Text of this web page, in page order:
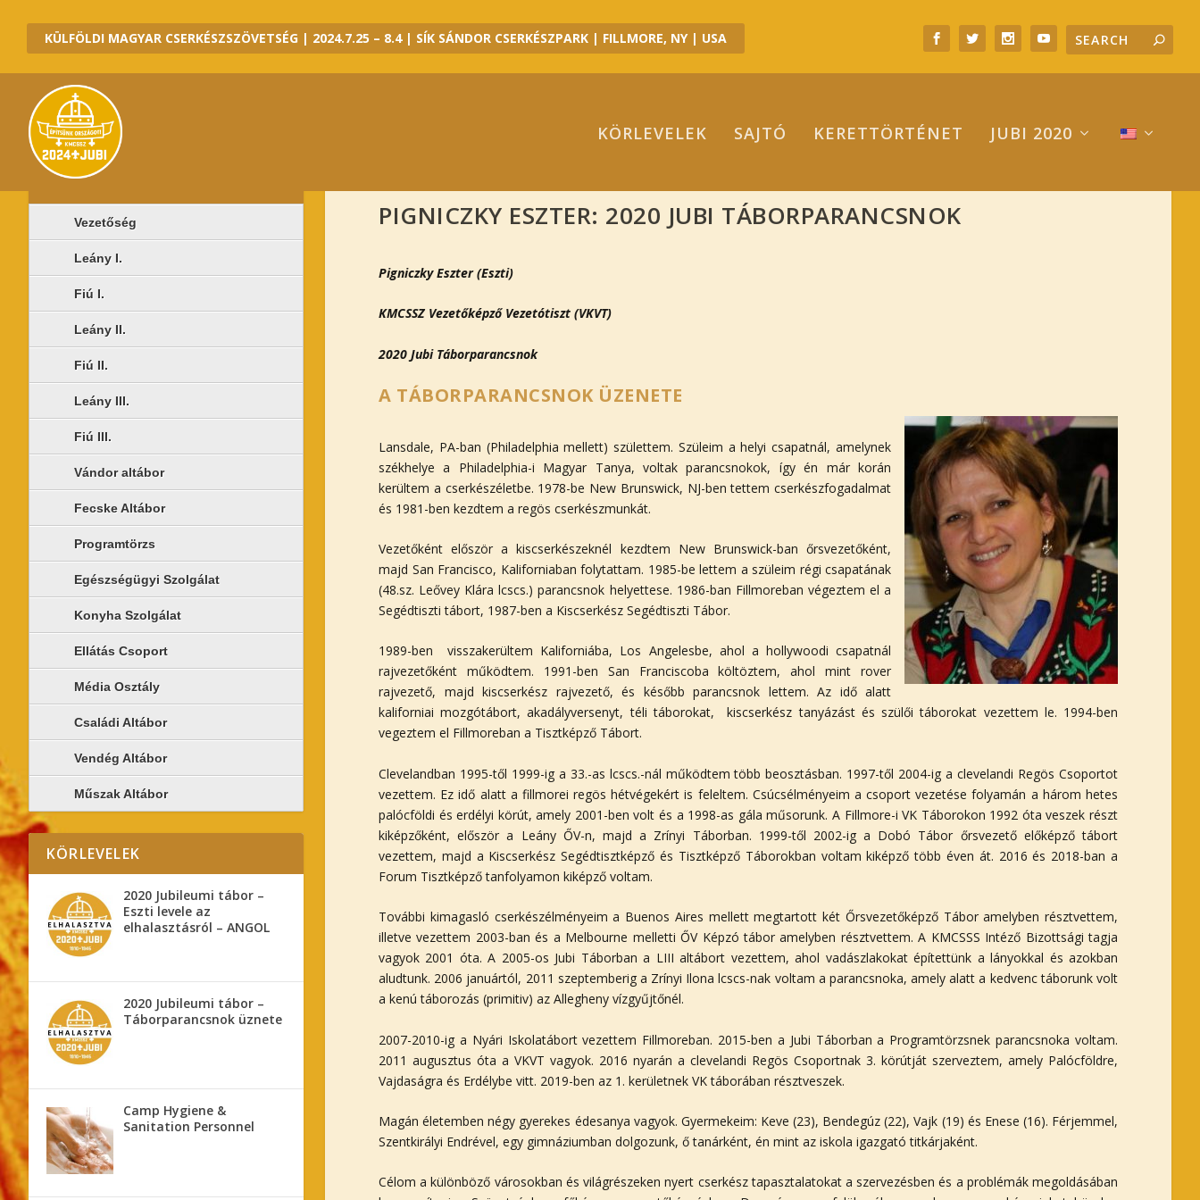
KÜLFÖLDI MAGYAR CSERKÉSZSZÖVETSÉG | 2024.7.25 – 8.4 | SÍK SÁNDOR CSERKÉSZPARK | FILLMORE, NY | USA
KÖRLEVELEK SAJTÓ KERETTÖRTÉNET JUBI 2020
PIGNICZKY ESZTER: 2020 JUBI TÁBORPARANCSNOK
Pigniczky Eszter (Eszti)
KMCSSZ Vezetőképző Vezetótiszt (VKVT)
2020 Jubi Táborparancsnok
A TÁBORPARANCSNOK ÜZENETE
Lansdale, PA-ban (Philadelphia mellett) születtem. Szüleim a helyi csapatnál, amelynek
székhelye a Philadelphia-i Magyar Tanya, voltak parancsnokok, így én már korán
kerültem a cserkészéletbe. 1978-be New Brunswick, NJ-ben tettem cserkészfogadalmat
és 1981-ben kezdtem a regös cserkészmunkát.
Vezetőként először a kiscserkészeknél kezdtem New Brunswick-ban őrsvezetőként,
majd San Francisco, Kaliforniaban folytattam. 1985-be lettem a szüleim régi csapatának
(48.sz. Leővey Klára lcscs.) parancsnok helyettese. 1986-ban Fillmoreban végeztem el a
Segédtiszti tábort, 1987-ben a Kiscserkész Segédtiszti Tábor.
1989-ben visszakerültem Kaliforniába, Los Angelesbe, ahol a hollywoodi csapatnál
rajvezetőként működtem. 1991-ben San Franciscoba költöztem, ahol mint rover
rajvezető, majd kiscserkész rajvezető, és később parancsnok lettem. Az idő alatt
kaliforniai mozgótábort, akadályversenyt, téli táborokat, kiscserkész tanyázást és szülői táborokat vezettem le. 1994-ben
vegeztem el Fillmoreban a Tisztképző Tábort.
Clevelandban 1995-től 1999-ig a 33.-as lcscs.-nál működtem több beosztásban. 1997-től 2004-ig a clevelandi Regös Csoportot
vezettem. Ez idő alatt a fillmorei regös hétvégekért is feleltem. Csúcsélményeim a csoport vezetése folyamán a három hetes
palócföldi és erdélyi körút, amely 2001-ben volt és a 1998-as gála műsorunk. A Fillmore-i VK Táborokon 1992 óta veszek részt
kiképzőként, először a Leány ŐV-n, majd a Zrínyi Táborban. 1999-től 2002-ig a Dobó Tábor őrsvezető előképző tábort
vezettem, majd a Kiscserkész Segédtisztképző és Tisztképző Táborokban voltam kiképző több éven át. 2016 és 2018-ban a
Forum Tisztképző tanfolyamon kiképző voltam.
További kimagasló cserkészélményeim a Buenos Aires mellett megtartott két Őrsvezetőképző Tábor amelyben résztvettem,
illetve vezettem 2003-ban és a Melbourne melletti ŐV Képzó tábor amelyben résztvettem. A KMCSSS Intéző Bizottsági tagja
vagyok 2001 óta. A 2005-os Jubi Táborban a LIII altábort vezettem, ahol vadászlakokat építettünk a lányokkal és azokban
aludtunk. 2006 januártól, 2011 szeptemberig a Zrínyi Ilona lcscs-nak voltam a parancsnoka, amely alatt a kedvenc táborunk volt
a kenú táborozás (primitiv) az Allegheny vízgyűjtőnél.
2007-2010-ig a Nyári Iskolatábort vezettem Fillmoreban. 2015-ben a Jubi Táborban a Programtörzsnek parancsnoka voltam.
2011 augusztus óta a VKVT vagyok. 2016 nyarán a clevelandi Regös Csoportnak 3. körútját szerveztem, amely Palócföldre,
Vajdaságra és Erdélybe vitt. 2019-ben az 1. kerületnek VK táborában résztveszek.
Magán életemben négy gyerekes édesanya vagyok. Gyermekeim: Keve (23), Bendegúz (22), Vajk (19) és Enese (16). Férjemmel,
Szentkirályi Endrével, egy gimnáziumban dolgozunk, ő tanárként, én mint az iskola igazgató titkárjaként.
Célom a különböző városokban és világrészeken nyert cserkész tapasztalatokat a szervezésben és a problémák megoldásában
2020 JUBI ALTÁBOROK
Vezetőség
Leány I.
Fiú I.
Leány II.
Fiú II.
Leány III.
Fiú III.
Vándor altábor
Fecske Altábor
Programtörzs
Egészségügyi Szolgálat
Konyha Szolgálat
Ellátás Csoport
Média Osztály
Családi Altábor
Vendég Altábor
Műszak Altábor
KÖRLEVELEK
2020 Jubileumi tábor –
Eszti levele az
elhalasztásról – ANGOL
2020 Jubileumi tábor –
Táborparancsnok üznete
Camp Hygiene &
Sanitation Personnel